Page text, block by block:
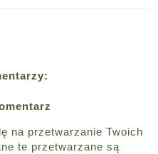
na przetwarzanie Twoich
te przetwarzane są